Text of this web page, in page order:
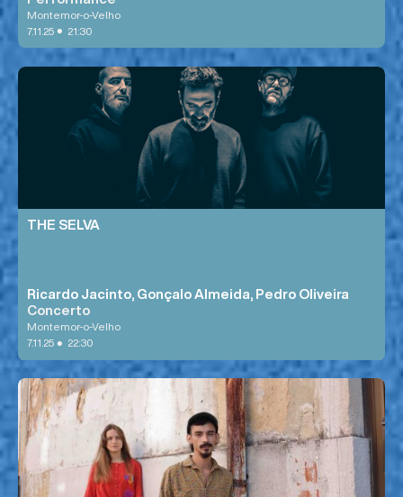
Montemor-o-Velho
7.11.25 • 21:30
THE SELVA
Ricardo Jacinto, Gonçalo Almeida, Pedro Oliveira
Concerto
Montemor-o-Velho
7.11.25 • 22:30